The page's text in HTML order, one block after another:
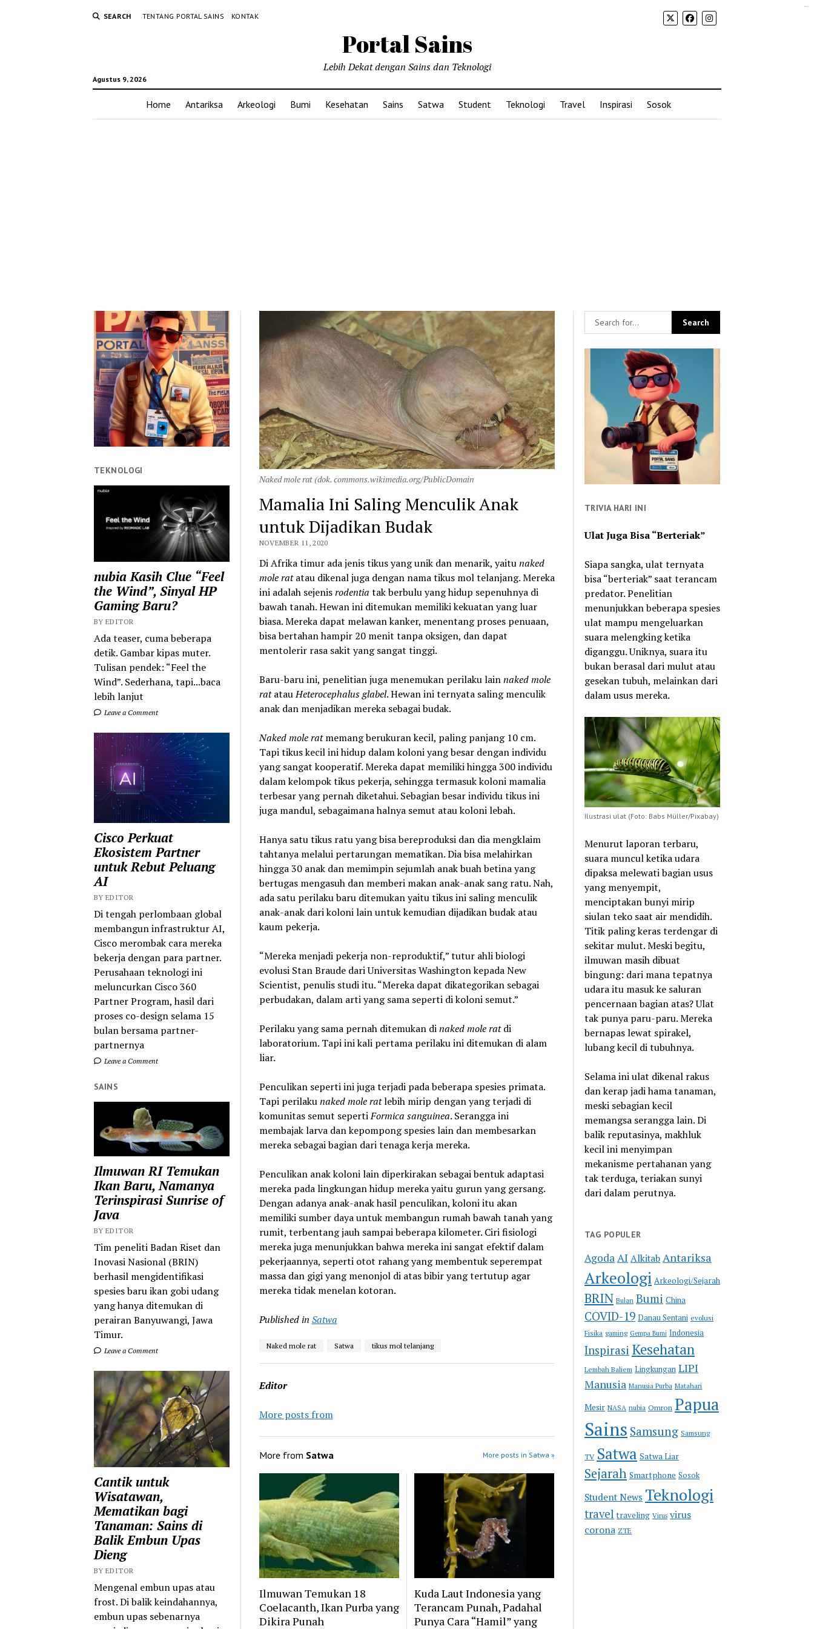
SEARCH TENTANG PORTAL SAINS KONTAK
Portal Sains
Agustus 9, 2026
Lebih Dekat dengan Sains dan Teknologi
Home Antariksa Arkeologi Bumi Kesehatan Sains Satwa Student Teknologi Travel Inspirasi Sosok
TEKNOLOGI
nubia Kasih Clue “Feel
the Wind”, Sinyal HP
Gaming Baru?
BY EDITOR
Ada teaser, cuma beberapa
detik. Gambar kipas muter.
Tulisan pendek: “Feel the
Wind”. Sederhana, tapi...baca
lebih lanjut
Leave a Comment
Cisco Perkuat
Ekosistem Partner
untuk Rebut Peluang
AI
BY EDITOR
Di tengah perlombaan global
membangun infrastruktur AI,
Cisco merombak cara mereka
bekerja dengan para partner.
Perusahaan teknologi ini
meluncurkan Cisco 360
Partner Program, hasil dari
proses co-design selama 15
bulan bersama partner-
partnernya
Leave a Comment
SAINS
Ilmuwan RI Temukan
Ikan Baru, Namanya
Terinspirasi Sunrise of
Java
BY EDITOR
Tim peneliti Badan Riset dan
Inovasi Nasional (BRIN)
berhasil mengidentifikasi
spesies baru ikan gobi udang
yang hanya ditemukan di
perairan Banyuwangi, Jawa
Timur.
Leave a Comment
Cantik untuk
Wisatawan,
Mematikan bagi
Tanaman: Sains di
Balik Embun Upas
Dieng
BY EDITOR
Mengenal embun upas atau
frost. Di balik keindahannya,
embun upas sebenarnya
Naked mole rat (dok. commons.wikimedia.org/PublicDomain
Mamalia Ini Saling Menculik Anak
untuk Dijadikan Budak
NOVEMBER 11, 2020
Di Afrika timur ada jenis tikus yang unik dan menarik, yaitunaked
mole ratatau dikenal juga dengan nama tikus mol telanjang. Mereka
ini adalah sejenisrodentia tak berbulu yang hidup sepenuhnya di
bawah tanah. Hewan ini ditemukan memiliki kekuatan yang luar
biasa. Mereka dapat melawan kanker, menentang proses penuaan,
bisa bertahan hampir 20 menit tanpa oksigen, dan dapat
mentolerir rasa sakit yang sangat tinggi.
Baru-baru ini, penelitian juga menemukan perilaku lainnaked mole
ratatauHeterocephalus glabel. Hewan ini ternyata saling menculik
anak dan menjadikan mereka sebagai budak.
Naked mole ratmemang berukuran kecil, paling panjang 10 cm.
Tapi tikus kecil ini hidup dalam koloni yang besar dengan individu
yang sangat kooperatif. Mereka dapat memiliki hingga 300 individu
dalam kelompok tikus pekerja, sehingga termasuk koloni mamalia
terbesar yang pernah diketahui. Sebagian besar individu tikus ini
juga mandul, sebagaimana halnya semut atau koloni lebah.
Hanya satu tikus ratu yang bisa bereproduksi dan dia mengklaim
tahtanya melalui pertarungan mematikan. Dia bisa melahirkan
hingga 30 anak dan memimpin sejumlah anak buah betina yang
bertugas mengasuh dan memberi makan anak-anak sang ratu. Nah,
ada satu perilaku baru ditemukan yaitu tikus ini saling menculik
anak-anak dari koloni lain untuk kemudian dijadikan budak atau
kaum pekerja.
“Mereka menjadi pekerja non-reproduktif,” tutur ahli biologi
evolusi Stan Braude dari Universitas Washington kepada New
Scientist, penulis studi itu. “Mereka dapat dikategorikan sebagai
perbudakan, dalam arti yang sama seperti di koloni semut.”
Perilaku yang sama pernah ditemukan dinaked mole ratdi
laboratorium. Tapi ini kali pertama perilaku ini ditemukan di alam
liar.
Penculikan seperti ini juga terjadi pada beberapa spesies primata.
Tapi perilakunaked mole ratlebih mirip dengan yang terjadi di
komunitas semut sepertiFormica sanguinea. Serangga ini
membajak larva dan kepompong spesies lain dan membesarkan
mereka sebagai bagian dari tenaga kerja mereka.
Penculikan anak koloni lain diperkirakan sebagai bentuk adaptasi
mereka pada lingkungan hidup mereka yaitu gurun yang gersang.
Dengan adanya anak-anak hasil penculikan, koloni itu akan
memiliki sumber daya untuk membangun rumah bawah tanah yang
rumit, terbentang jauh sampai beberapa kilometer. Ciri fisiologi
mereka juga menunjukkan bahwa mereka ini sangat efektif dalam
pekerjaannya, seperti otot rahang yang membentuk seperempat
massa dan gigi yang menonjol di atas bibir yang tertutup agar
mereka tidak menelan kotoran.
Published in Satwa
Naked mole rat Satwa tikus mol telanjang
Editor
More posts from
More from Satwa More posts in Satwa »
Ilmuwan Temukan 18
Coelacanth, Ikan Purba yang
Dikira Punah
Kuda Laut Indonesia yang
Terancam Punah, Padahal
Punya Cara “Hamil” yang
TRIVIA HARI INI
Ulat Juga Bisa “Berteriak”
Siapa sangka, ulat ternyata
bisa “berteriak” saat terancam
predator. Penelitian
menunjukkan beberapa spesies
ulat mampu mengeluarkan
suara melengking ketika
diganggu. Uniknya, suara itu
bukan berasal dari mulut atau
gesekan tubuh, melainkan dari
dalam usus mereka.
Ilustrasi ulat (Foto: Babs Müller/Pixabay)
Menurut laporan terbaru,
suara muncul ketika udara
dipaksa melewati bagian usus
yang menyempit,
menciptakan bunyi mirip
siulan teko saat air mendidih.
Titik paling keras terdengar di
sekitar mulut. Meski begitu,
ilmuwan masih dibuat
bingung: dari mana tepatnya
udara itu masuk ke saluran
pencernaan bagian atas? Ulat
tak punya paru-paru. Mereka
bernapas lewat spirakel,
lubang kecil di tubuhnya.
Selama ini ulat dikenal rakus
dan kerap jadi hama tanaman,
meski sebagian kecil
memangsa serangga lain. Di
balik reputasinya, makhluk
kecil ini menyimpan
mekanisme pertahanan yang
tak terduga, teriakan sunyi
dari dalam perutnya.
TAG POPULER
AgodaAI AlkitabAntariksa
Arkeologi Arkeologi/Sejarah
BRIN Bulan Bumi China
COVID-19 Danau Sentani evolusi
Fisika gaming Gempa Bumi Indonesia
Inspirasi Kesehatan
Lembah Baliem Lingkungan LIPI
Manusia Manusia Purba Matahari
Mesir NASA nubia Omron Papua
Sains Samsung Samsung
TV Satwa Satwa Liar
Sejarah Smartphone Sosok
Student News Teknologi
travel traveling Virus virus
corona ZTE